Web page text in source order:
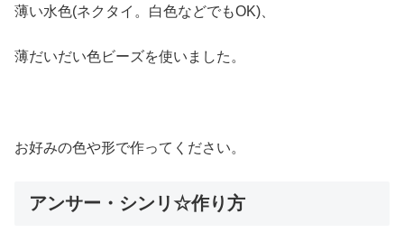
薄い水色(ネクタイ。白色などでもOK)、
薄だいだい色ビーズを使いました。
お好みの色や形で作ってください。
アンサー・シンリ☆作り方